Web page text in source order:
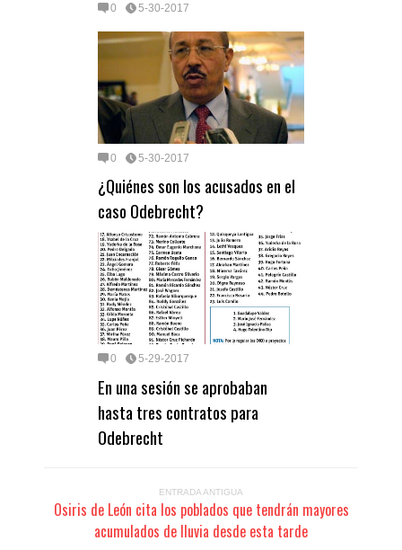
0 5-30-2017
0 5-30-2017
¿Quiénes son los acusados en el
caso Odebrecht?
0 5-29-2017
En una sesión se aprobaban
hasta tres contratos para
Odebrecht
ENTRADA ANTIGUA
Osiris de León cita los poblados que tendrán mayores
acumulados de lluvia desde esta tarde